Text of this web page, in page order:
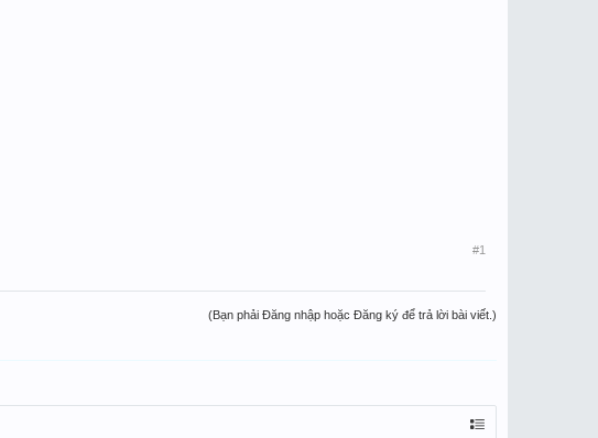
#1
(Bạn phải Đăng nhập hoặc Đăng ký để trả lời bài viết.)